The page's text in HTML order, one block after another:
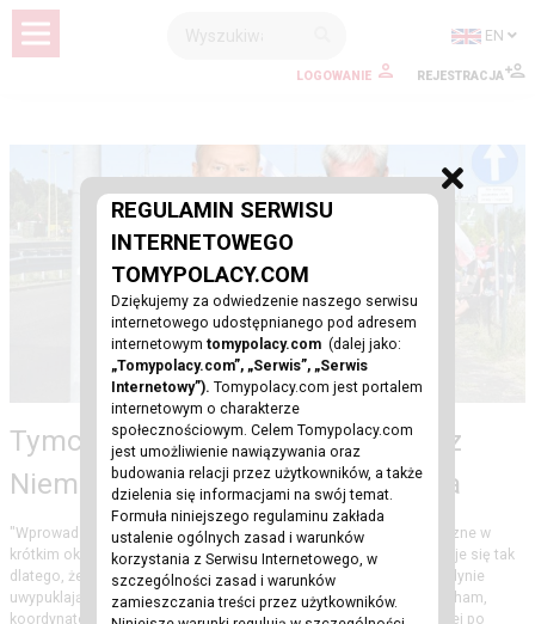
REGULAMIN SERWISU
INTERNETOWEGO
TOMYPOLACY.COM
Dziękujemy za odwiedzenie naszego serwisu
internetowego udostępnianego pod adresem
internetowym tomypolacy.com (dalej jako:
„Tomypolacy.com”, „Serwis”, „Serwis
Internetowy”). Tomypolacy.com jest portalem
internetowym o charakterze
społecznościowym. Celem Tomypolacy.com
jest umożliwienie nawiązywania oraz
budowania relacji przez użytkowników, a także
dzielenia się informacjami na swój temat.
Formuła niniejszego regulaminu zakłada
ustalenie ogólnych zasad i warunków
korzystania z Serwisu Internetowego, w
szczególności zasad i warunków
zamieszczania treści przez użytkowników.
LOGOWANIE REJESTRACJA
EN
Tymczasowe kontrole na granicy z
Niemcami. Jest komentarz Berlina
"Wprowadzenie kontroli granicznych może być politycznie konieczne w
krótkim okresie, ale ostatecznie prowadzi do ślepego zaułka. Dzieje się tak
dlatego, że kontrole nie rozwiązują problemów migracyjnych, a jedynie
uwypuklają ich symptomy" - przekazał Wirtualnej Polsce Knut Abraham,
koordynator rządu niemieckiego ds. współpracy niemiecko-polskiej po